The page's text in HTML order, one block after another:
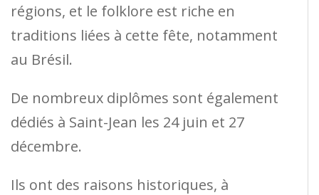
régions, et le folklore est riche en
traditions liées à cette fête, notamment
au Brésil.
De nombreux diplômes sont également
dédiés à Saint-Jean les 24 juin et 27
décembre.
Ils ont des raisons historiques, à